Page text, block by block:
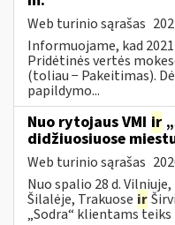
Web turinio sąrašas
Informuojame, kad
Pridėtinės vertės
(toliau − Pakeitimas).
papildymo...
Nuo rytojaus VMI ir
didžiuosiuose
Web turinio sąrašas
Nuo spalio 28 d.
Šilalėje, Trakuose ir
„Sodra“ klientams teiks